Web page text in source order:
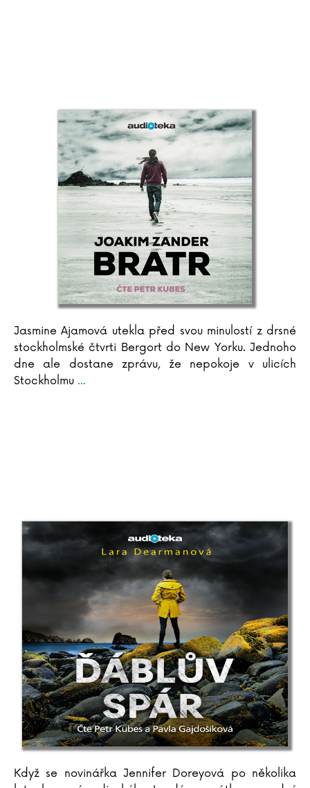
Jasmine Ajamová utekla před svou minulostí z drsné
stockholmské čtvrti Bergort do New Yorku. Jednoho
dne ale dostane zprávu, že nepokoje v ulicích
Stockholmu ...
Když se novinářka Jennifer Doreyová po několika